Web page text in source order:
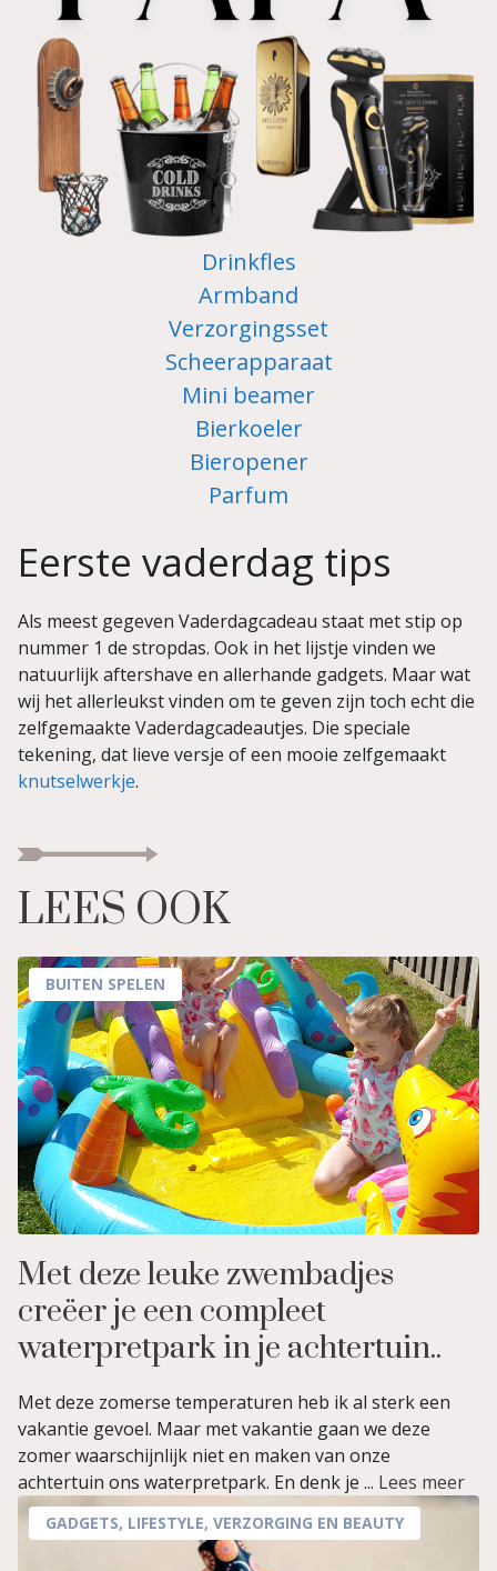
Drinkfles
Armband
Verzorgingsset
Scheerapparaat
Mini beamer
Bierkoeler
Bieropener
Parfum
Eerste vaderdag tips
Als meest gegeven Vaderdagcadeau staat met stip op
nummer 1 de stropdas. Ook in het lijstje vinden we
natuurlijk aftershave en allerhande gadgets. Maar wat
wij het allerleukst vinden om te geven zijn toch echt die
zelfgemaakte Vaderdagcadeautjes. Die speciale
tekening, dat lieve versje of een mooie zelfgemaakt
knutselwerkje.
LEES OOK
BUITEN SPELEN
Met deze leuke zwembadjes
creëer je een compleet
waterpretpark in je achtertuin..
Met deze zomerse temperaturen heb ik al sterk een
vakantie gevoel. Maar met vakantie gaan we deze
zomer waarschijnlijk niet en maken van onze
achtertuin ons waterpretpark. En denk je ... Lees meer
GADGETS, LIFESTYLE, VERZORGING EN BEAUTY